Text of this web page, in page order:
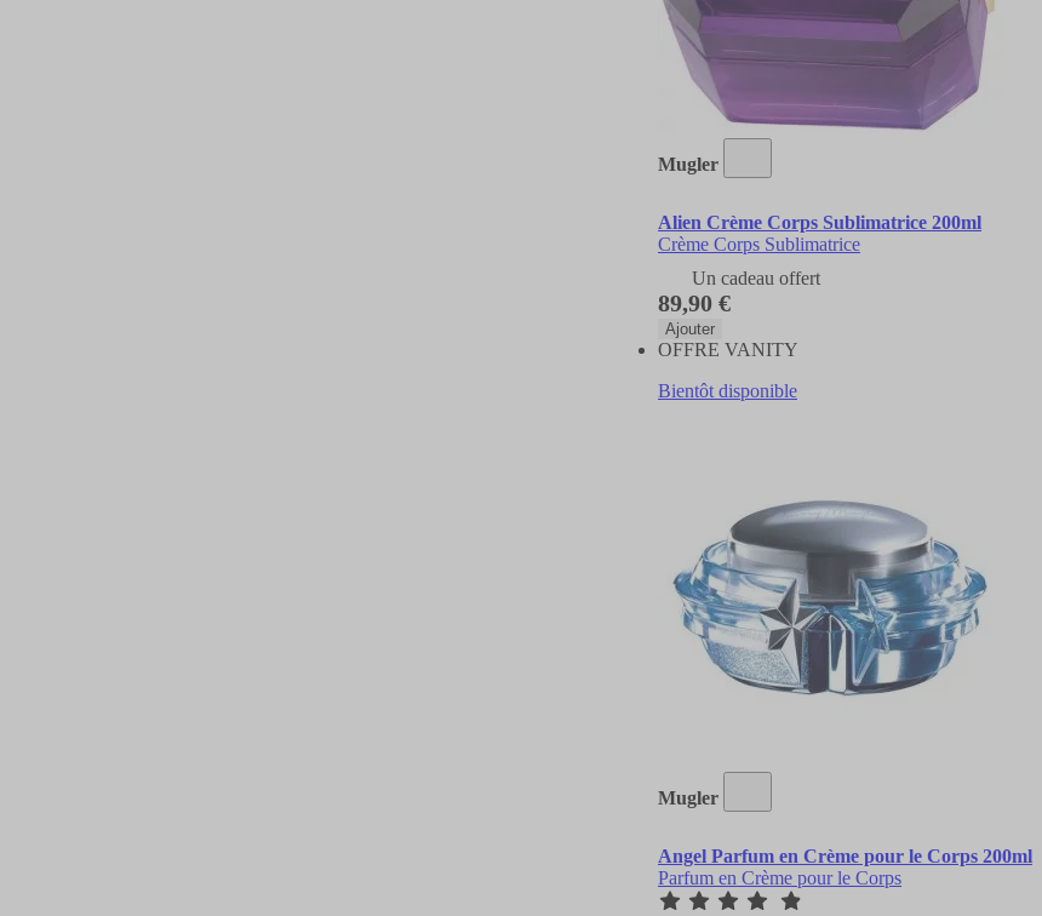
Mugler
Alien Crème Corps Sublimatrice 200ml
Crème Corps Sublimatrice
Un cadeau offert
89,90 €
Ajouter
OFFRE VANITY
Bientôt disponible
Mugler
Angel Parfum en Crème pour le Corps 200ml
Parfum en Crème pour le Corps